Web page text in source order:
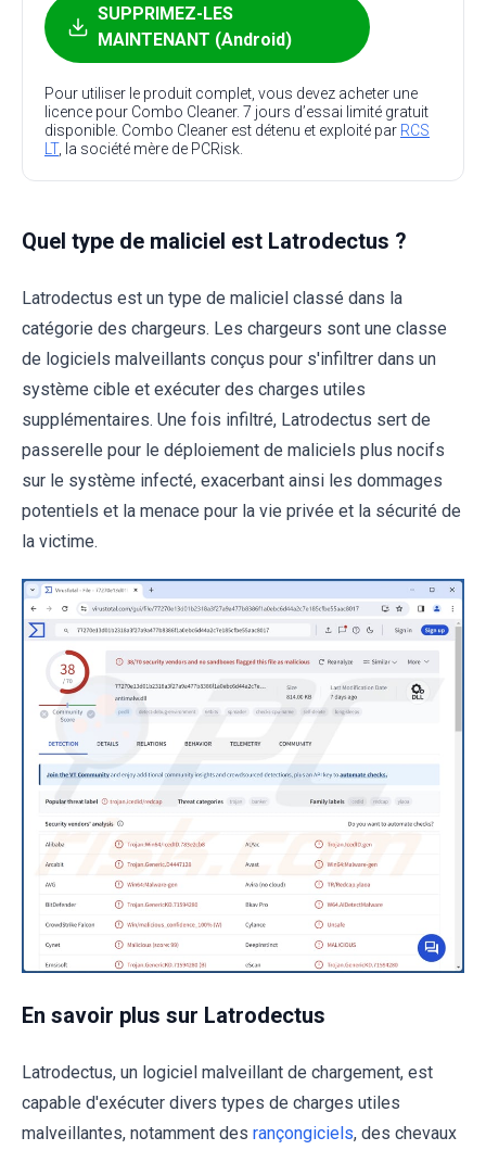
SUPPRIMEZ-LES
MAINTENANT (Android)
Pour utiliser le produit complet, vous devez acheter une
licence pour Combo Cleaner. 7 jours d’essai limité gratuit
disponible. Combo Cleaner est détenu et exploité par RCS
LT, la société mère de PCRisk.
Quel type de maliciel est Latrodectus ?
Latrodectus est un type de maliciel classé dans la
catégorie des chargeurs. Les chargeurs sont une classe
de logiciels malveillants conçus pour s'infiltrer dans un
système cible et exécuter des charges utiles
supplémentaires. Une fois infiltré, Latrodectus sert de
passerelle pour le déploiement de maliciels plus nocifs
sur le système infecté, exacerbant ainsi les dommages
potentiels et la menace pour la vie privée et la sécurité de
la victime.
En savoir plus sur Latrodectus
Latrodectus, un logiciel malveillant de chargement, est
capable d'exécuter divers types de charges utiles
malveillantes, notamment des rançongiciels, des chevaux